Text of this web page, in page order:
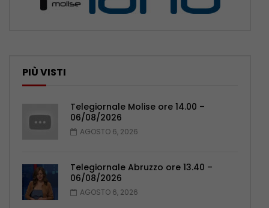
PIÙ VISTI
Telegiornale Molise ore 14.00 –
06/08/2026
AGOSTO 6, 2026
Telegiornale Abruzzo ore 13.40 –
06/08/2026
AGOSTO 6, 2026